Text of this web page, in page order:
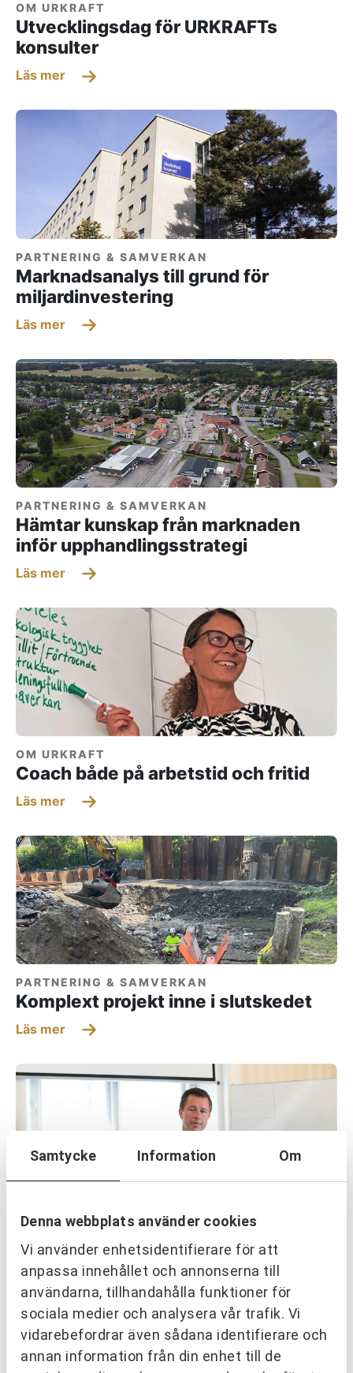
Samtycke Information Om
Denna webbplats använder cookies
Vi använder enhetsidentifierare för att
anpassa innehållet och annonserna till
användarna, tillhandahålla funktioner för
sociala medier och analysera vår trafik. Vi
vidarebefordrar även sådana identifierare och
annan information från din enhet till de
OM URKRAFT
Utvecklingsdag för URKRAFTs
konsulter
Läs mer
PARTNERING & SAMVERKAN
Marknadsanalys till grund för
miljardinvestering
Läs mer
PARTNERING & SAMVERKAN
Hämtar kunskap från marknaden
inför upphandlingsstrategi
Läs mer
OM URKRAFT
Coach både på arbetstid och fritid
Läs mer
PARTNERING & SAMVERKAN
Komplext projekt inne i slutskedet
Läs mer
OM URKRAFT
Håller balans genom ständig
utveckling
Läs mer